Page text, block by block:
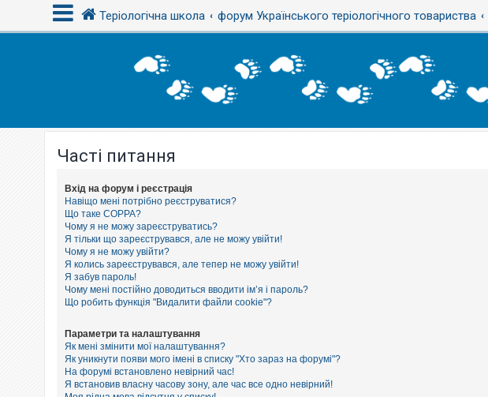
Теріологічна школа форум Українського теріологічного товариства
Часті питання
Вхід на форум і реєстрація
Навіщо мені потрібно реєструватися?
Що таке COPPA?
Чому я не можу зареєструватись?
Я тільки що зареєструвався, але не можу увійти!
Чому я не можу увійти?
Я колись зареєструвався, але тепер не можу увійти!
Я забув пароль!
Чому мені постійно доводиться вводити ім’я і пароль?
Що робить функція "Видалити файли cookie"?
Параметри та налаштування
Як мені змінити мої налаштування?
Як уникнути появи мого імені в списку "Хто зараз на форумі"?
На форумі встановлено невірний час!
Я встановив власну часову зону, але час все одно невірний!